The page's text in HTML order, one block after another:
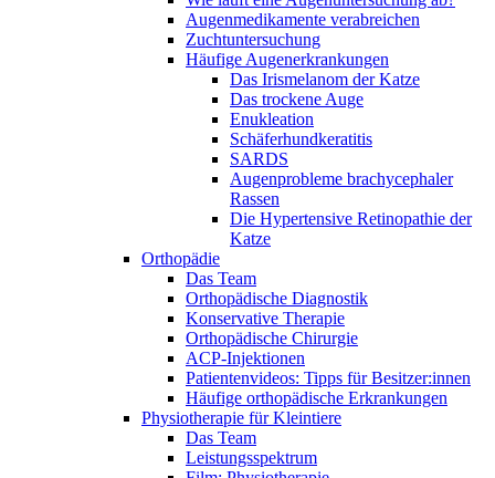
Augenmedikamente verabreichen
Zuchtuntersuchung
Häufige Augenerkrankungen
Das Irismelanom der Katze
Das trockene Auge
Enukleation
Schäferhundkeratitis
SARDS
Augenprobleme brachycephaler
Rassen
Die Hypertensive Retinopathie der
Katze
Orthopädie
Das Team
Orthopädische Diagnostik
Konservative Therapie
Orthopädische Chirurgie
ACP-Injektionen
Patientenvideos: Tipps für Besitzer:innen
Häufige orthopädische Erkrankungen
Physiotherapie für Kleintiere
Das Team
Leistungsspektrum